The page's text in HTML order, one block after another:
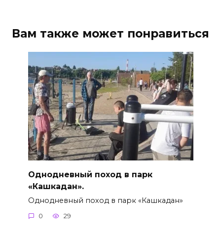
Вам также может понравиться
Однодневный поход в парк
«Кашкадан».
Однодневный поход в парк «Кашкадан»
0 29